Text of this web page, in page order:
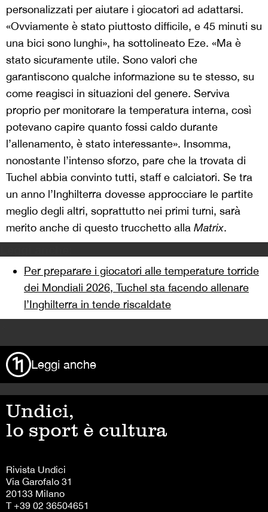
personalizzati per aiutare i giocatori ad adattarsi.
«Ovviamente è stato piuttosto difficile, e 45 minuti su
una bici sono lunghi», ha sottolineato Eze. «Ma è
stato sicuramente utile. Sono valori che
garantiscono qualche informazione su te stesso, su
come reagisci in situazioni del genere. Serviva
proprio per monitorare la temperatura interna, così
potevano capire quanto fossi caldo durante
l’allenamento, è stato interessante». Insomma,
nonostante l’intenso sforzo, pare che la trovata di
Tuchel abbia convinto tutti, staff e calciatori. Se tra
un anno l’Inghilterra dovesse approcciare le partite
meglio degli altri, soprattutto nei primi turni, sarà
merito anche di questo trucchetto alla Matrix.
Per preparare i giocatori alle temperature torride
dei Mondiali 2026, Tuchel sta facendo allenare
l’Inghilterra in tende riscaldate
Leggi anche
Undici,
lo sport è cultura
Rivista Undici
Via Garofalo 31
20133 Milano
T +39 02 36504651